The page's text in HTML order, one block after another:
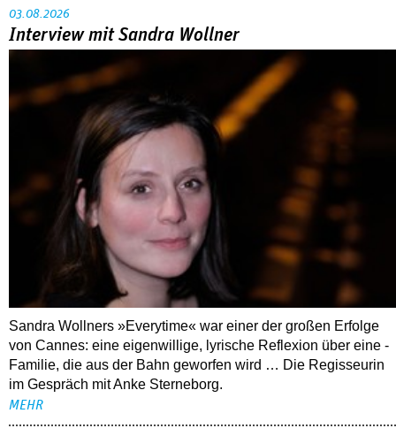
03.08.2026
Interview mit Sandra Wollner
Sandra Wollners »Everytime« war einer der großen Erfolge
von Cannes: eine eigenwillige, lyrische Reflexion über eine ­
Familie, die aus der Bahn geworfen wird … Die Regisseurin
im Gespräch mit Anke Sterneborg.
MEHR